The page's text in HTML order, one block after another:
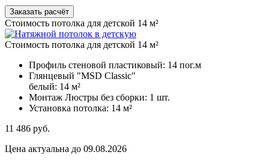
Заказать расчёт
Стоимость потолка для детской 14 м²
Стоимость потолка для детской 14 м²
Профиль стеновой пластиковый: 14 пог.м
Глянцевый "MSD Classic"
белый: 14 м²
Монтаж Люстры без сборки: 1 шт.
Установка потолка: 14 м²
11 486 руб.
Цена актуальна до 09.08.2026